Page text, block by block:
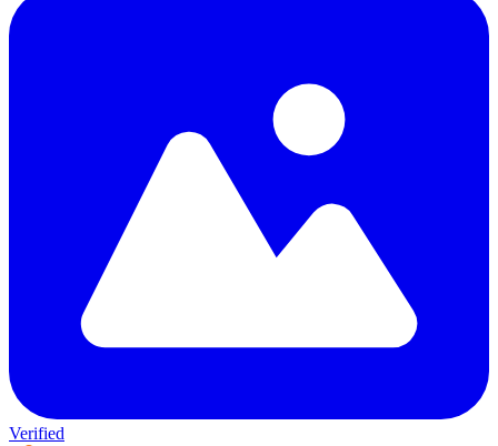
Verified